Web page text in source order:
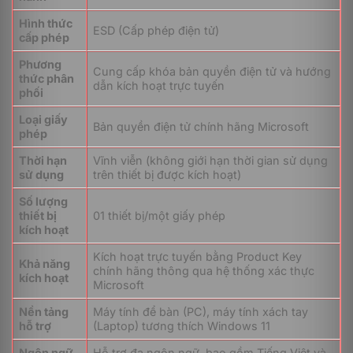
phép người dùng nhận Key bản quyền điện tử ngay lập
tức sau khi hoàn tất giao dịch. Giải pháp này mang lại
ba lợi thế vận hành vượt trội cho doanh nghiệp và cá
nhân: kích hoạt nhanh chóng, loại bỏ hoàn toàn rủi ro
thất lạc, hỏng hóc thẻ vật lý và tiết kiệm tối đa thời
gian triển khai hạ tầng kỹ thuật.
Windows 11 Home 64Bit ESD (KW9-00664) hoạt
động như thế nào?
Mã sản phẩmKW9-00664vận hành hoàn toàn dựa
Hình thức
cấp phép
ESD (Cấp phép điện tử)
Phương
thức phân
phối
Cung cấp khóa bản quyền điện tử và hướng
dẫn kích hoạt trực tuyến
Loại giấy
phép
Bản quyền điện tử chính hãng Microsoft
Thời hạn
sử dụng
Vĩnh viễn (không giới hạn thời gian sử dụng
trên thiết bị được kích hoạt)
Số lượng
thiết bị
kích hoạt
01 thiết bị/một giấy phép
Khả năng
kích hoạt
Kích hoạt trực tuyến bằng Product Key
chính hãng thông qua hệ thống xác thực
Microsoft
Nền tảng
hỗ trợ
Máy tính để bàn (PC), máy tính xách tay
(Laptop) tương thích Windows 11